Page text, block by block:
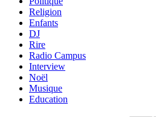
Religion
Enfants
DJ
Rire
Radio Campus
Interview
Noël
Musique
Education